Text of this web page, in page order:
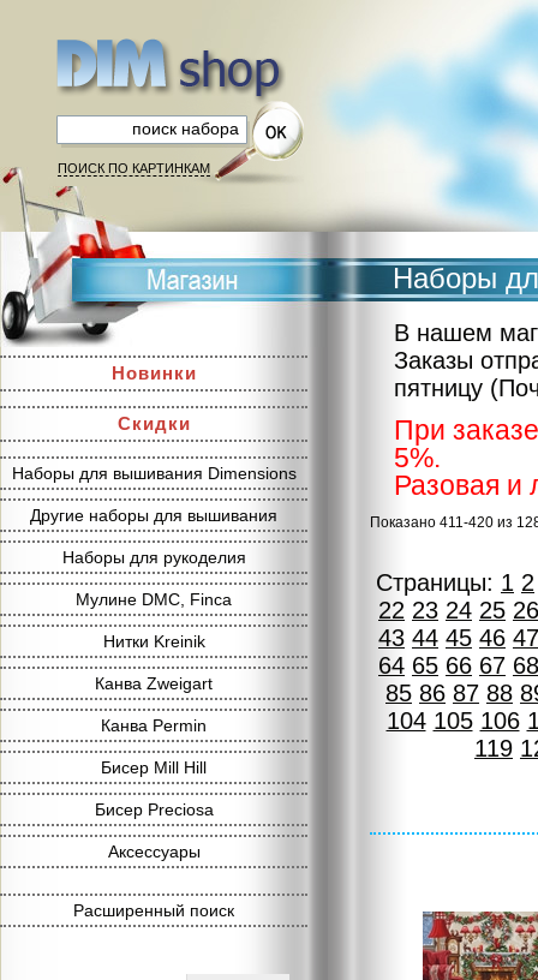
ПОИСК ПО КАРТИНКАМ
Новинки
Скидки
Наборы для вышивания Dimensions
Другие наборы для вышивания
Наборы для рукоделия
Мулине DMC, Finca
Нитки Kreinik
Канва Zweigart
Канва Permin
Бисер Mill Hill
Бисер Preciosa
Аксессуары
Расширенный поиск
Наборы
В нашем
Заказы
пятницу
При
5%.
Разовая и
Показано 411-420 из
Страницы: 1 2
22 23 24 25 26
43 44 45 46 47
64 65 66 67 68
85 86 87 88
104 105 106
119